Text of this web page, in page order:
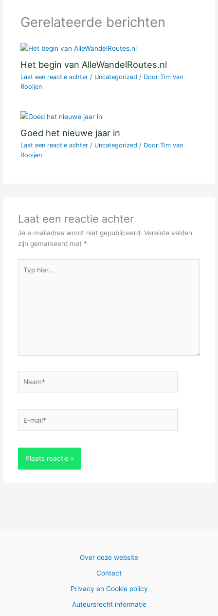
Gerelateerde berichten
Het begin van AlleWandelRoutes.nl
Laat een reactie achter / Uncategorized / Door Tim van
Rooijen
Goed het nieuwe jaar in
Laat een reactie achter / Uncategorized / Door Tim van
Rooijen
Laat een reactie achter
Je e-mailadres wordt niet gepubliceerd. Vereiste velden
zijn gemarkeerd met *
hier...
mail*
Over deze website
Contact
Privacy en Cookie policy
Auteursrecht informatie